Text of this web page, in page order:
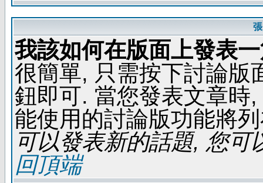
我該如何在版面上發表
很簡單, 只需按下討論版
鈕即可. 當您發表文章時
能使用的討論版功能將
可以發表新的話題, 您可
回頂端